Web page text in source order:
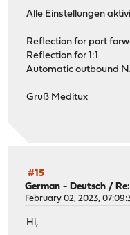
Alle Einstellungen
Reflection for port
Reflection for 1:1
Automatic outbound
Gruß Meditux
#15
German - Deutsch /
February 02, 2023,
Hi,